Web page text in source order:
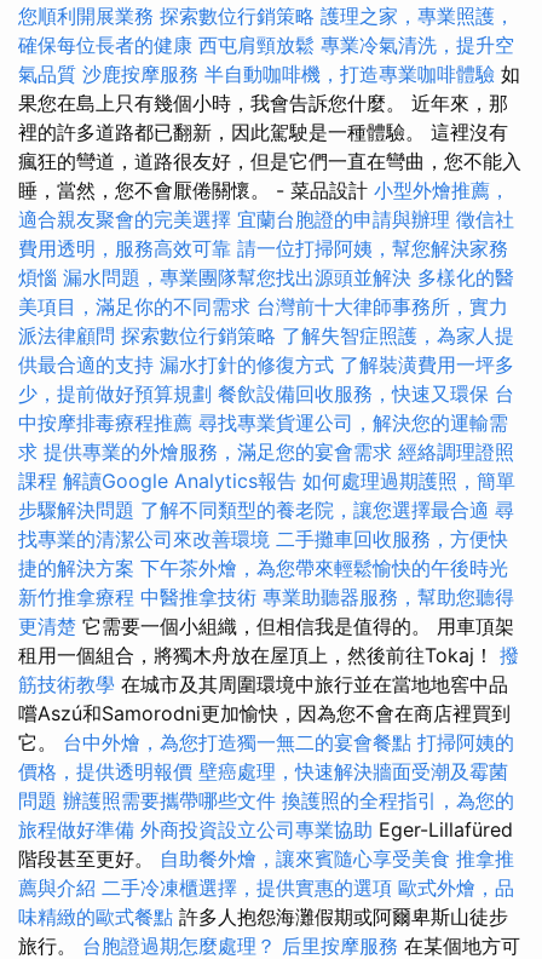
您順利開展業務 探索數位行銷策略 護理之家，專業照護，
確保每位長者的健康 西屯肩頸放鬆 專業冷氣清洗，提升空
氣品質 沙鹿按摩服務 半自動咖啡機，打造專業咖啡體驗 如
果您在島上只有幾個小時，我會告訴您什麼。 近年來，那
裡的許多道路都已翻新，因此駕駛是一種體驗。 這裡沒有
瘋狂的彎道，道路很友好，但是它們一直在彎曲，您不能入
睡，當然，您不會厭倦關懷。 - 菜品設計 小型外燴推薦，
適合親友聚會的完美選擇 宜蘭台胞證的申請與辦理 徵信社
費用透明，服務高效可靠 請一位打掃阿姨，幫您解決家務
煩惱 漏水問題，專業團隊幫您找出源頭並解決 多樣化的醫
美項目，滿足你的不同需求 台灣前十大律師事務所，實力
派法律顧問 探索數位行銷策略 了解失智症照護，為家人提
供最合適的支持 漏水打針的修復方式 了解裝潢費用一坪多
少，提前做好預算規劃 餐飲設備回收服務，快速又環保 台
中按摩排毒療程推薦 尋找專業貨運公司，解決您的運輸需
求 提供專業的外燴服務，滿足您的宴會需求 經絡調理證照
課程 解讀Google Analytics報告 如何處理過期護照，簡單
步驟解決問題 了解不同類型的養老院，讓您選擇最合適 尋
找專業的清潔公司來改善環境 二手攤車回收服務，方便快
捷的解決方案 下午茶外燴，為您帶來輕鬆愉快的午後時光
新竹推拿療程 中醫推拿技術 專業助聽器服務，幫助您聽得
更清楚 它需要一個小組織，但相信我是值得的。 用車頂架
租用一個組合，將獨木舟放在屋頂上，然後前往Tokaj！ 撥
筋技術教學 在城市及其周圍環境中旅行並在當地地窖中品
嚐Aszú和Samorodni更加愉快，因為您不會在商店裡買到
它。 台中外燴，為您打造獨一無二的宴會餐點 打掃阿姨的
價格，提供透明報價 壁癌處理，快速解決牆面受潮及霉菌
問題 辦護照需要攜帶哪些文件 換護照的全程指引，為您的
旅程做好準備 外商投資設立公司專業協助 Eger-Lillafüred
階段甚至更好。 自助餐外燴，讓來賓隨心享受美食 推拿推
薦與介紹 二手冷凍櫃選擇，提供實惠的選項 歐式外燴，品
味精緻的歐式餐點 許多人抱怨海灘假期或阿爾卑斯山徒步
旅行。 台胞證過期怎麼處理？ 后里按摩服務 在某個地方可